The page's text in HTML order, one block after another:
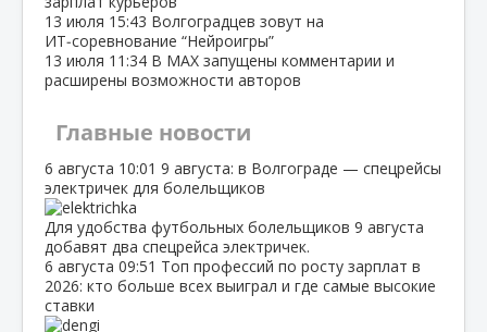
13 июля 15:43 Волгоградцев зовут на
ИТ‑соревнование “Нейроигры”
13 июля 11:34 В МАХ запущены комментарии и
расширены возможности авторов
Главные новости
6 августа 10:01 9 августа: в Волгограде — спецрейсы
электричек для болельщиков
Для удобства футбольных болельщиков 9 августа
добавят два спецрейса электричек.
6 августа 09:51 Топ профессий по росту зарплат в
2026: кто больше всех выиграл и где самые высокие
ставки